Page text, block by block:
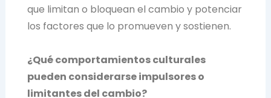
que limitan o bloquean el cambio y potenciar
los factores que lo promueven y sostienen.
¿Qué comportamientos culturales
pueden considerarse impulsores o
limitantes del cambio?